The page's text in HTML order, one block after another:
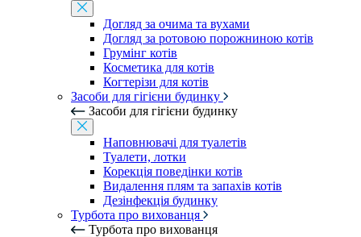
Догляд за очима та вухами
Догляд за ротовою порожниною котів
Грумінг котів
Косметика для котів
Когтерізи для котів
Засоби для гігієни будинку
Засоби для гігієни будинку
Наповнювачі для туалетів
Туалети, лотки
Корекція поведінки котів
Видалення плям та запахів котів
Дезінфекція будинку
Турбота про вихованця
Турбота про вихованця